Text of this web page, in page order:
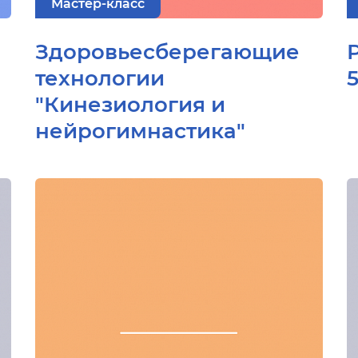
Мастер-класс
Здоровьесберегающие
технологии
"Кинезиология и
нейрогимнастика"